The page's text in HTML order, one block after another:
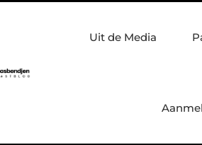
Molenschot: vakmanschap in
Uit de Media